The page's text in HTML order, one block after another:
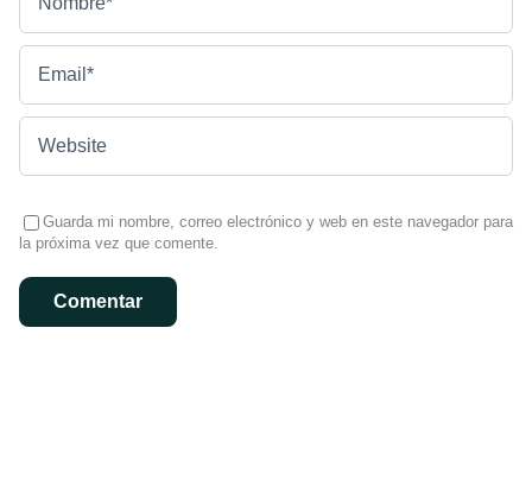
Guarda mi nombre, correo electrónico y web en este navegador para
la próxima vez que comente.